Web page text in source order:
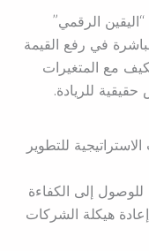
الرقمي”
في رفع القيمة
مع المتغيرات
للريادة.
للتطوير
إلى الكفاءة
هيكلة الشركات